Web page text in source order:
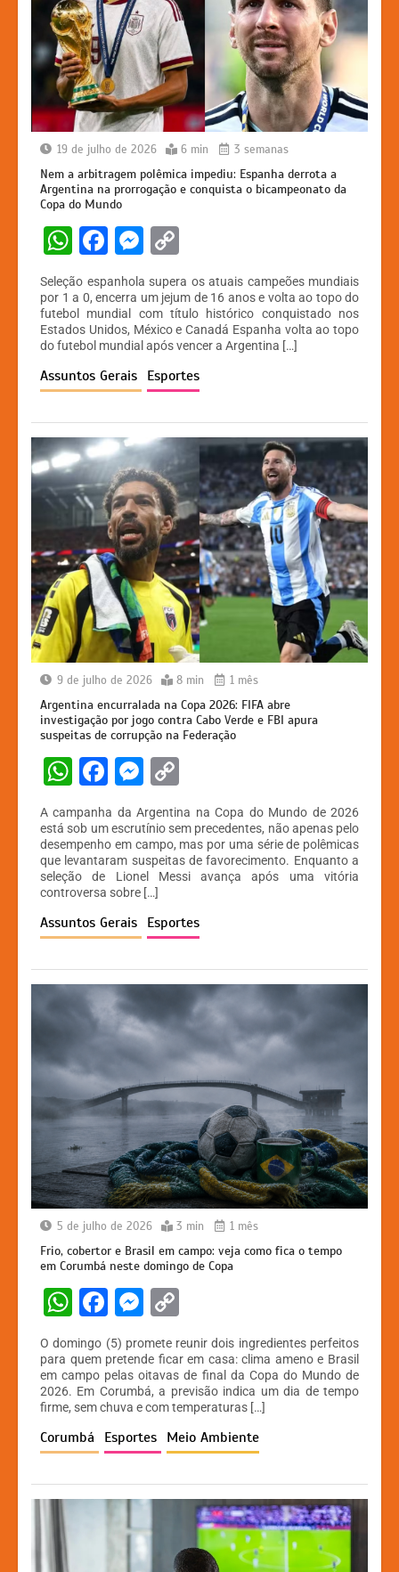
19 de julho de 2026 6 min 3 semanas
Nem a arbitragem polêmica impediu: Espanha derrota a
Argentina na prorrogação e conquista o bicampeonato da
Copa do Mundo
W
h
at
s
A
p
F
a
c
e
b
o
k
M
s
s
e
n
er
p
y
Li
n
Seleção espanhola supera os atuais campeões mundiais
por 1 a 0, encerra um jejum de 16 anos e volta ao topo do
futebol mundial com título histórico conquistado nos
Estados Unidos, México e Canadá Espanha volta ao topo
do futebol mundial após vencer a Argentina […]
Assuntos Gerais Esportes
9 de julho de 2026 8 min 1 mês
Argentina encurralada na Copa 2026: FIFA abre
investigação por jogo contra Cabo Verde e FBI apura
suspeitas de corrupção na Federação
W
at
s
A
p
p
F
a
c
e
b
o
o
k
M
s
s
e
n
g
er
p
y
Li
n
k
A campanha da Argentina na Copa do Mundo de 2026
está sob um escrutínio sem precedentes, não apenas pelo
desempenho em campo, mas por uma série de polêmicas
que levantaram suspeitas de favorecimento. Enquanto a
seleção de Lionel Messi avança após uma vitória
controversa sobre […]
Assuntos Gerais Esportes
5 de julho de 2026 3 min 1 mês
Frio, cobertor e Brasil em campo: veja como fica o tempo
em Corumbá neste domingo de Copa
W
h
at
s
A
p
F
a
c
e
b
o
k
M
s
s
e
n
er
p
y
Li
n
O domingo (5) promete reunir dois ingredientes perfeitos
para quem pretende ficar em casa: clima ameno e Brasil
em campo pelas oitavas de final da Copa do Mundo de
2026. Em Corumbá, a previsão indica um dia de tempo
firme, sem chuva e com temperaturas […]
Corumbá Esportes Meio Ambiente